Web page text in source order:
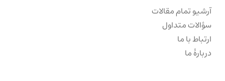
آرشیو تمام مقالات
سؤالات متداول
ارتباط با ما
دربارهٔ ما